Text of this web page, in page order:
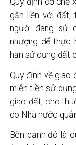
gắn liền với đất,
người đang sử
nhượng để thực
hạn sử dụng đất
Quy định về giao
miễn tiền sử
giao đất, cho
do Nhà nước
Bên cạnh đó là